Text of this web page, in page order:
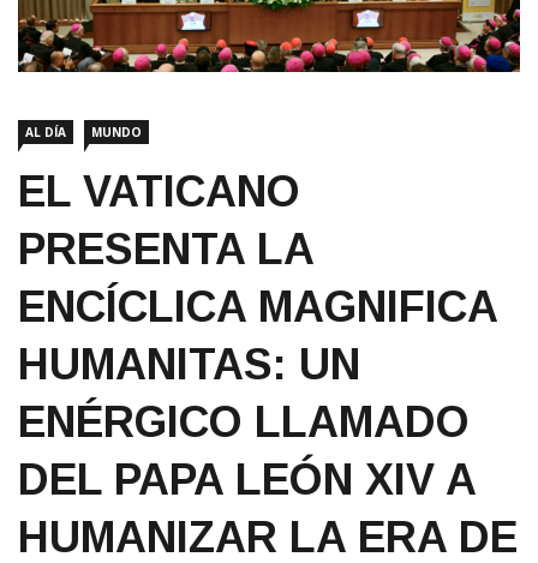
AL DÍA MUNDO
EL VATICANO
PRESENTA LA
ENCÍCLICA MAGNIFICA
HUMANITAS: UN
ENÉRGICO LLAMADO
DEL PAPA LEÓN XIV A
HUMANIZAR LA ERA DE